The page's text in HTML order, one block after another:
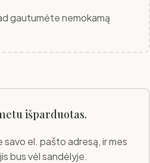
gautumėte nemokamą
išparduotas.
savo el. pašto adresą, ir mes
bus vėl sandėlyje.